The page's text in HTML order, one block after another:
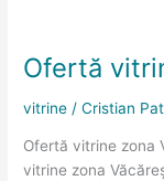
Ofertă
vitrine /Cristian
Ofertă vitrine zona
vitrine zona
zona